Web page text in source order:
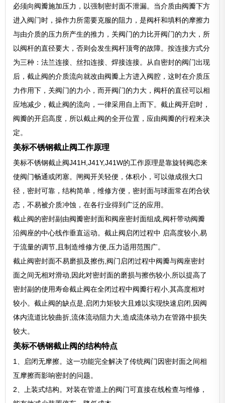
必须向阀瓣施加压力，以强制密封面不泄漏。当介质由阀瓣下方
进入阀门时，操作力所需要克服的阻力，是阀杆和填料的摩擦力
与由介质的压力所产生的推力，关阀门的力比开阀门的力大，所
以阀杆的直径要大，否则会发生阀杆顶弯的故障。按连接方式分
为三种：法兰连接、丝扣连接、焊接连接。从自密封的阀门出现
后，截止阀的介质流向就改由阀瓣上方进入阀腔，这时在介质压
力作用下，关阀门的力小，而开阀门的力大，阀杆的直径可以相
应地减少，截止阀的流向，一律采用自上而下。截止阀开启时，
阀瓣的开启高度，所以截止阀的全开位置，应由阀瓣的行程来决
定。
美标不锈钢截止阀工作原理
美标不锈钢截止阀J41H,J41Y,J41W的工作原理是靠旋转阀恋来
使阀门畅通或闭塞。闸阀开关轻便，体积小，可以做成很大口
径，密封可靠，结构简单，维修方便，密封面与球面常在闭合状
态，不易被介质冲蚀，在各行业得到广泛的应用。
截止阀的密封副由阀瓣密封面和阀座密封面组成,阀杆带动阀瓣
沿阀座的中心线作垂直运动。截止阀启闭过程中 启高度较小,易
于流量的调节,且制造维修方便,压力适用范围广。
截止阀密封面不易磨损及擦伤,阀门启闭过程中阀瓣与阀座密封
面之间无相对滑动,因此对密封面的磨损与擦伤较小,所以提高了
密封副的使用寿命截止阀在全闭过程中阀瓣行程小,其高度相对
较小。截止阀的缺点是,启闭力矩较大且难以实现快速启闭,因阀
体内流道比较曲折,流体流动阻力大,造成流体动力在管路中损失
较大。
美标不锈钢截止阀的结构特点
1、启闭无摩擦。这一功能完全解决了传统阀门因密封面之间相
互摩擦而影响密封的问题。
2、上装式结构。对装在管道上的阀门可直接在线检查与维修，